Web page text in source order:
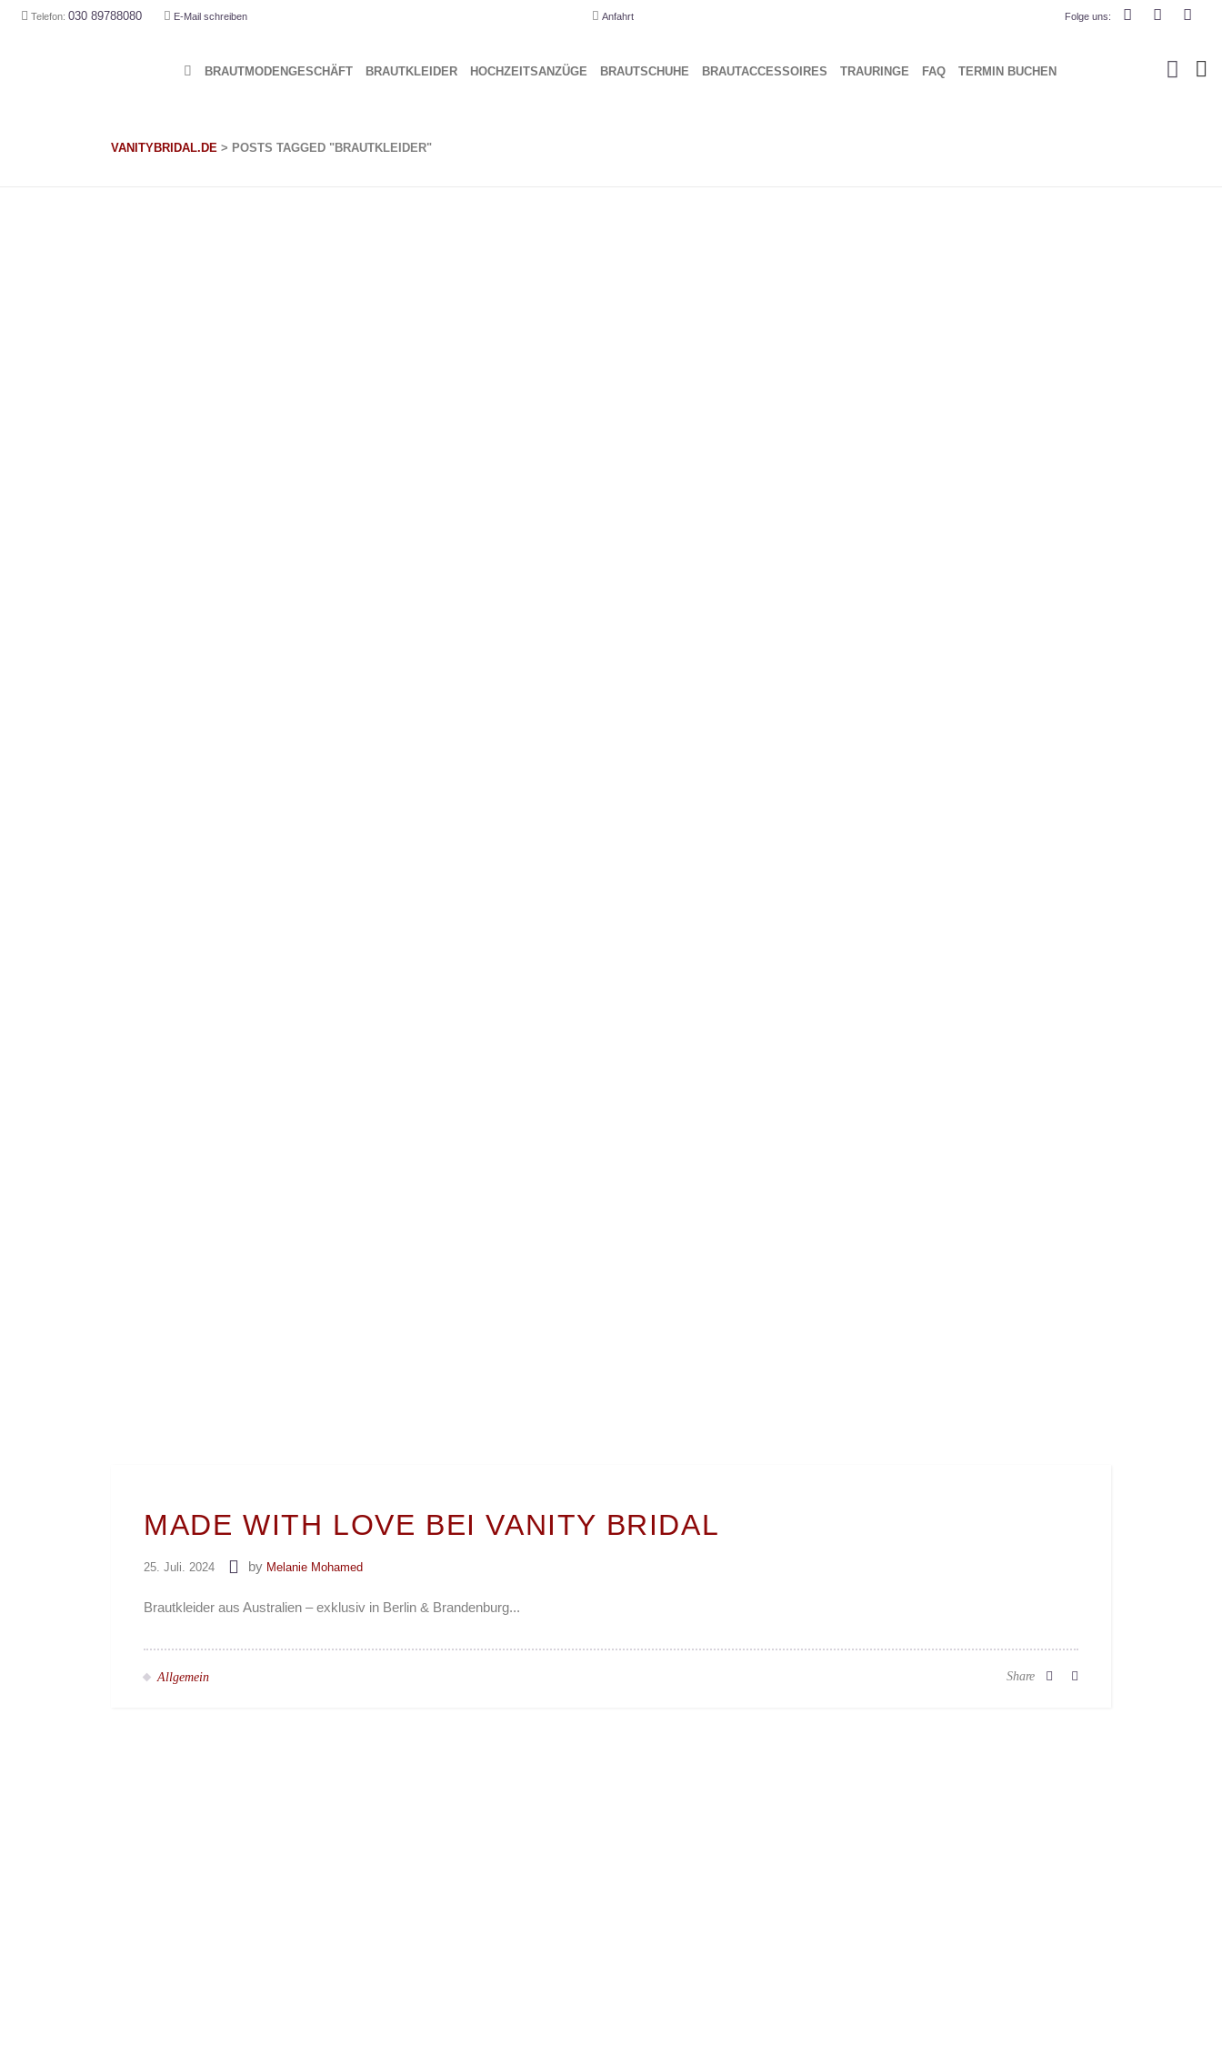
Telefon: 030 89788080 E-Mail schreiben Anfahrt Folge uns:
BRAUT­MO­DEN­GE­SCHÄFT BRAUT­KLEI­DER HOCH­ZEITS­AN­ZÜ­GE BRAUT­SCHU­HE BRAUT­AC­CES­SOIRES TRAU­RIN­GE FAQ TER­MIN BUCHEN
VANITYBRIDAL.DE > POSTS TAGGED "BRAUTKLEIDER"
MADE WITH LOVE BEI VANI­TY BRIDAL
25. Juli. 2024 by Melanie Mohamed
Brautkleider aus Australien – exklusiv in Berlin & Brandenburg...
Allgemein Share